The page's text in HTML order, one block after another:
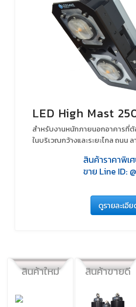
LED High Mast
สำหรับงานหนักภายนอกอาคารที่
ในบริเวณกว้างและระยะไกล ถนน
สินค้าราคาพิ
ขาย Line ID:
ดูรายละเอี
สินค้าใหม่ สินค้าขายดี